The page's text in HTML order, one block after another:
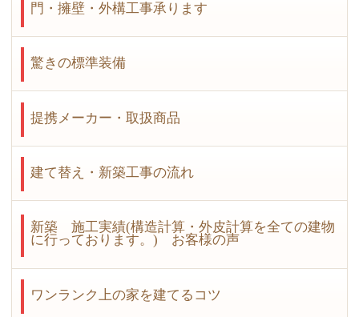
門・擁壁・外構工事承ります
驚きの標準装備
提携メーカー・取扱商品
建て替え・新築工事の流れ
新築 施工実績(構造計算・外皮計算を全ての建物
に行っております。) お客様の声
ワンランク上の家を建てるコツ